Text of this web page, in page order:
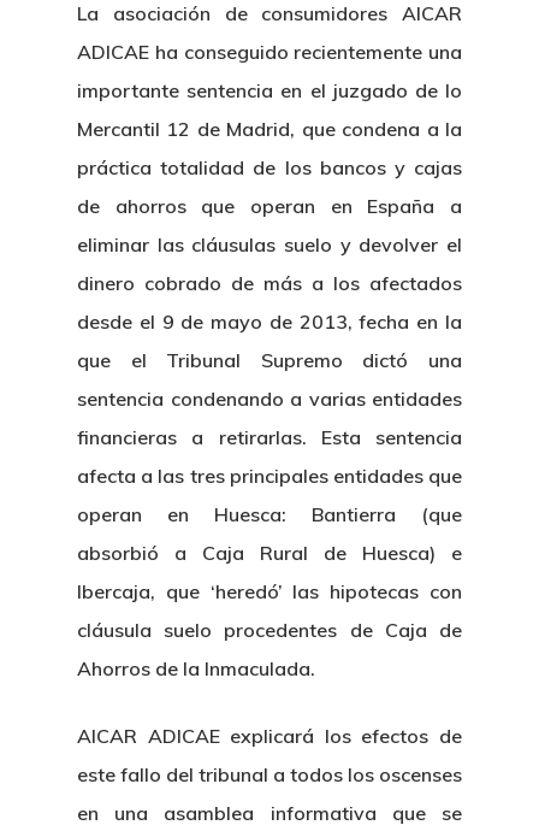
La asociación de consumidores AICAR
ADICAE ha conseguido recientemente una
importante sentencia en el juzgado de lo
Mercantil 12 de Madrid, que condena a la
práctica totalidad de los bancos y cajas
de ahorros que operan en España a
eliminar las cláusulas suelo y devolver el
dinero cobrado de más a los afectados
desde el 9 de mayo de 2013, fecha en la
que el Tribunal Supremo dictó una
sentencia condenando a varias entidades
financieras a retirarlas. Esta sentencia
afecta a las tres principales entidades que
operan en Huesca: Bantierra (que
absorbió a Caja Rural de Huesca) e
Ibercaja, que ‘heredó’ las hipotecas con
cláusula suelo procedentes de Caja de
Ahorros de la Inmaculada.
AICAR ADICAE explicará los efectos de
este fallo del tribunal a todos los oscenses
en una asamblea informativa que se